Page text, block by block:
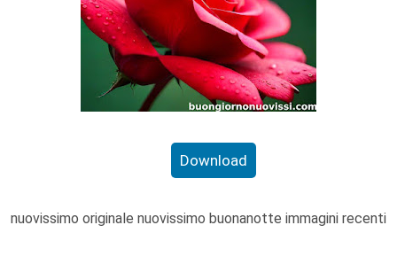
Download
nuovissimo originale nuovissimo buonanotte immagini recenti